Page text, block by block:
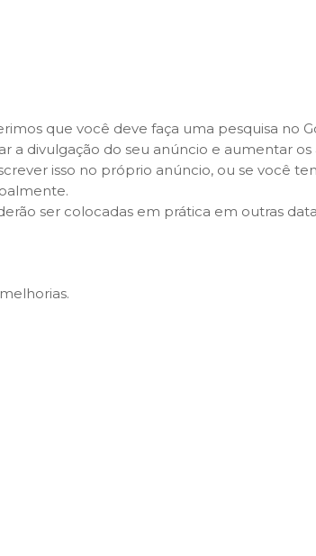
que você deve faça uma pesquisa no
divulgação do seu anúncio e aumentar os
isso no próprio anúncio, ou se você
ser colocadas em prática em outras